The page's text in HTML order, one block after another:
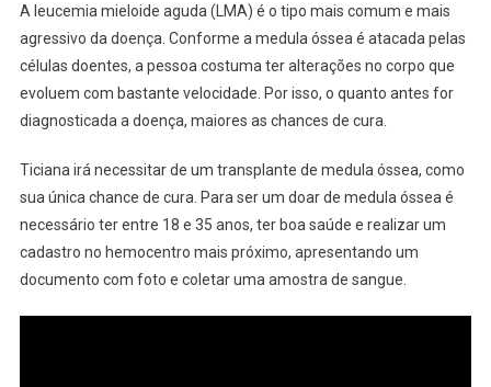
A leucemia mieloide aguda (LMA) é o tipo mais comum e mais
agressivo da doença. Conforme a medula óssea é atacada pelas
células doentes, a pessoa costuma ter alterações no corpo que
evoluem com bastante velocidade. Por isso, o quanto antes for
diagnosticada a doença, maiores as chances de cura.
Ticiana irá necessitar de um transplante de medula óssea, como
sua única chance de cura. Para ser um doar de medula óssea é
necessário ter entre 18 e 35 anos, ter boa saúde e realizar um
cadastro no hemocentro mais próximo, apresentando um
documento com foto e coletar uma amostra de sangue.